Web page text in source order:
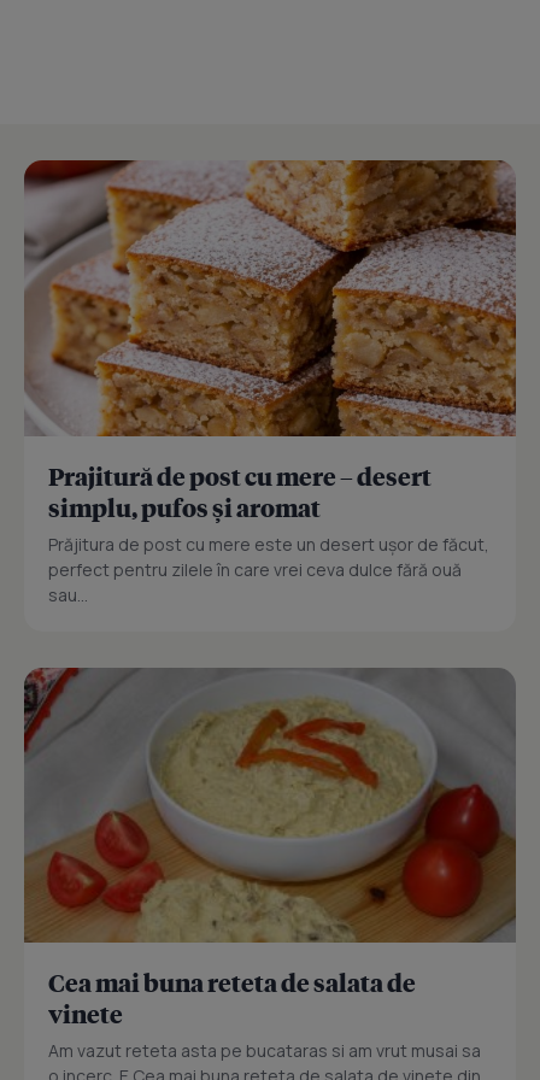
Prajitură de post cu mere – desert
simplu, pufos și aromat
Prăjitura de post cu mere este un desert ușor de făcut,
perfect pentru zilele în care vrei ceva dulce fără ouă
sau...
Cea mai buna reteta de salata de
vinete
Am vazut reteta asta pe bucataras si am vrut musai sa